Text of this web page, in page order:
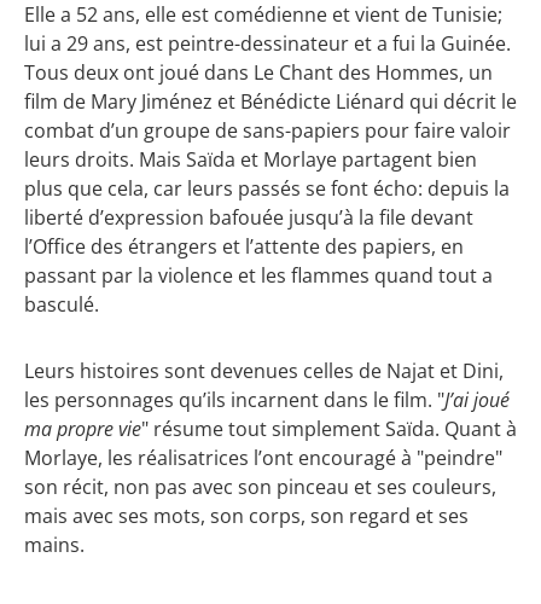
Elle a 52 ans, elle est comédienne et vient de Tunisie;
lui a 29 ans, est peintre-dessinateur et a fui la Guinée.
Tous deux ont joué dans Le Chant des Hommes, un
film de Mary Jiménez et Bénédicte Liénard qui décrit le
combat d’un groupe de sans-papiers pour faire valoir
leurs droits. Mais Saïda et Morlaye partagent bien
plus que cela, car leurs passés se font écho: depuis la
liberté d’expression bafouée jusqu’à la file devant
l’Office des étrangers et l’attente des papiers, en
passant par la violence et les flammes quand tout a
basculé.
Leurs histoires sont devenues celles de Najat et Dini,
les personnages qu’ils incarnent dans le film. "J’ai joué
ma propre vie" résume tout simplement Saïda. Quant à
Morlaye, les réalisatrices l’ont encouragé à "peindre"
son récit, non pas avec son pinceau et ses couleurs,
mais avec ses mots, son corps, son regard et ses
mains.